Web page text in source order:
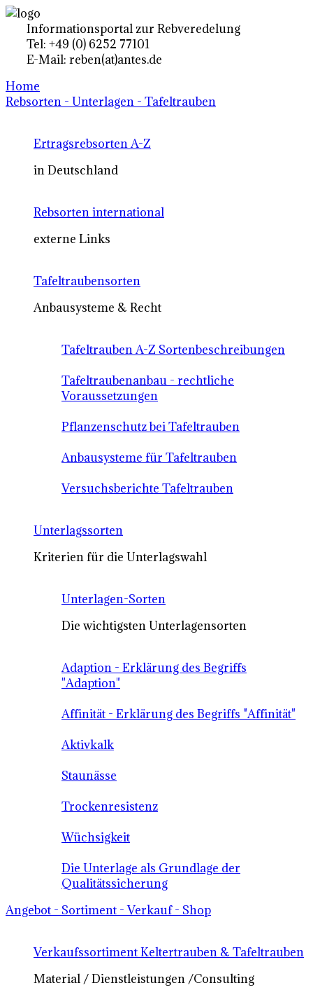
Informationsportal zur Rebveredelung
Tel: +49 (0) 6252 77101
E-Mail: reben(at)antes.de
Home
Rebsorten - Unterlagen - Tafeltrauben
Ertragsrebsorten A-Z
in Deutschland
Rebsorten international
externe Links
Tafeltraubensorten
Anbausysteme & Recht
Tafeltrauben A-Z Sortenbeschreibungen
Tafeltraubenanbau - rechtliche
Voraussetzungen
Pflanzenschutz bei Tafeltrauben
Anbausysteme für Tafeltrauben
Versuchsberichte Tafeltrauben
Unterlagssorten
Kriterien für die Unterlagswahl
Unterlagen-Sorten
Die wichtigsten Unterlagensorten
Adaption - Erklärung des Begriffs
"Adaption"
Affinität - Erklärung des Begriffs "Affinität"
Aktivkalk
Staunässe
Trockenresistenz
Wüchsigkeit
Die Unterlage als Grundlage der
Qualitätssicherung
Angebot - Sortiment - Verkauf - Shop
Verkaufssortiment Keltertrauben & Tafeltrauben
Material / Dienstleistungen /Consulting